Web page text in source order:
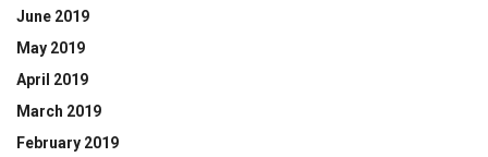
June 2019
May 2019
April 2019
March 2019
February 2019